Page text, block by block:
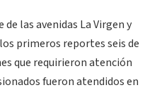
las avenidas La Virgen y
primeros reportes seis de
que requirieron atención
fueron atendidos en